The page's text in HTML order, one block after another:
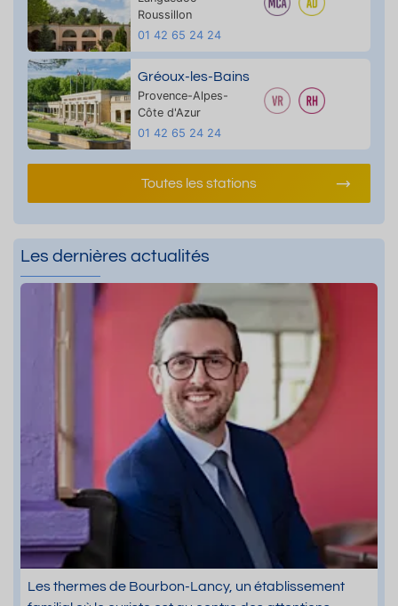
Roussillon
01 42 65 24 24
Gréoux-les-Bains
Provence-Alpes-
Côte d'Azur
01 42 65 24 24
Toutes les stations
Les dernières actualités
Les thermes de Bourbon-Lancy, un établissement